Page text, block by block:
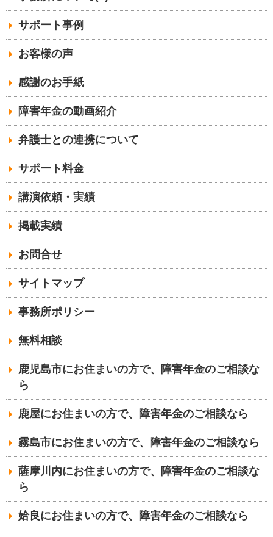
サポート事例
お客様の声
感謝のお手紙
障害年金の動画紹介
弁護士との連携について
サポート料金
講演依頼・実績
掲載実績
お問合せ
サイトマップ
事務所ポリシー
無料相談
鹿児島市にお住まいの方で、障害年金のご相談な
ら
鹿屋にお住まいの方で、障害年金のご相談なら
霧島市にお住まいの方で、障害年金のご相談なら
薩摩川内にお住まいの方で、障害年金のご相談な
ら
姶良にお住まいの方で、障害年金のご相談なら